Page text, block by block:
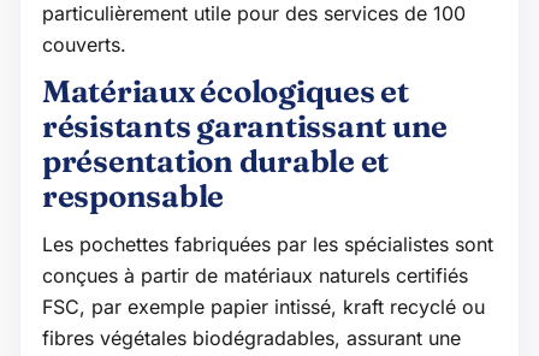
particulièrement utile pour des services de 100
couverts.
Matériaux écologiques et
résistants garantissant une
présentation durable et
responsable
Les pochettes fabriquées par les spécialistes sont
conçues à partir de matériaux naturels certifiés
FSC, par exemple papier intissé, kraft recyclé ou
fibres végétales biodégradables, assurant une